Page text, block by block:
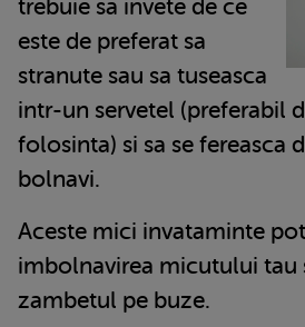
trebuie sa invete de ce
este de preferat sa
stranute sau sa tuseasca
intr-un servetel (preferabil
folosinta) si sa se fereasca
bolnavi.
Aceste mici invataminte
imbolnavirea micutului tau
zambetul pe buze.